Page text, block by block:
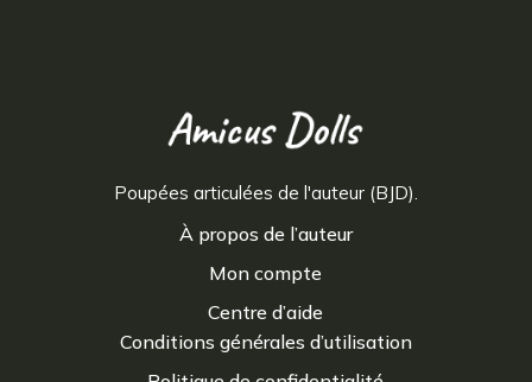
À propos de l’auteur
Mon compte
Centre d’aide
Poupées articulées de l'auteur (BJD).
Conditions générales d’utilisation